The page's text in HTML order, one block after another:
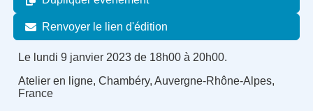
Renvoyer le lien d'édition
Le lundi 9 janvier 2023 de 18h00 à 20h00.
Atelier en ligne, Chambéry, Auvergne-Rhône-Alpes,
France